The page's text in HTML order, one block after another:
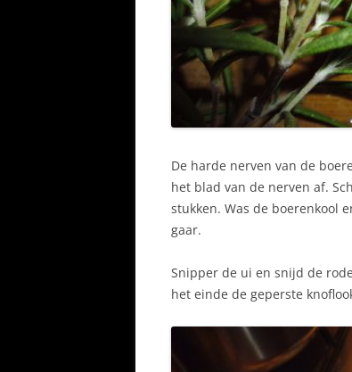
De harde nerven van de
het blad van de nerven af.
stukken. Was de boerenkool
gaar.
Snipper de ui en snijd de
het einde de geperste